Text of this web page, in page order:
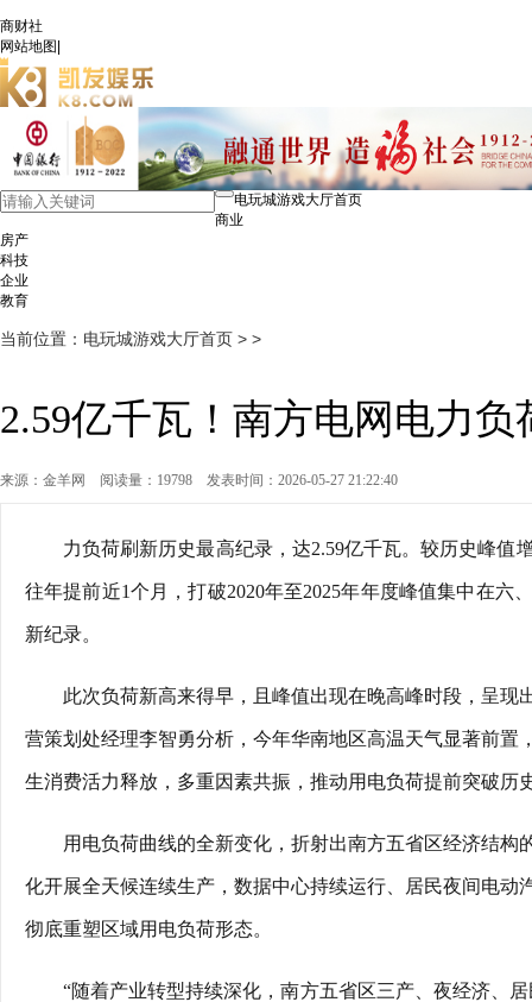
商财社
网站地图
电玩城游戏大厅首页
商业
房产
科技
企业
教育
当前位置： 电玩城游戏大厅首页 > >
2.59亿千瓦！南方电网电力
来源：金羊网 阅读量：19798 发表时间：2026-05-27 21:22:40
力负荷刷新历史最高纪录，达2.59亿千瓦。较历史峰值
往年提前近1个月，打破2020年至2025年年度峰值集中在
新纪录。
此次负荷新高来得早，且峰值出现在晚高峰时段，呈
营策划处经理李智勇分析，今年华南地区高温天气显著前
生消费活力释放，多重因素共振，推动用电负荷提前突破历
用电负荷曲线的全新变化，折射出南方五省区经济结
化开展全天候连续生产，数据中心持续运行、居民夜间电
彻底重塑区域用电负荷形态。
“随着产业转型持续深化，南方五省区三产、夜经济、